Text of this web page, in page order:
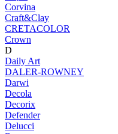
Corvina
Craft&Clay
CRETACOLOR
Crown
D
Daily Art
DALER-ROWNEY
Darwi
Decola
Decorix
Defender
Delucci